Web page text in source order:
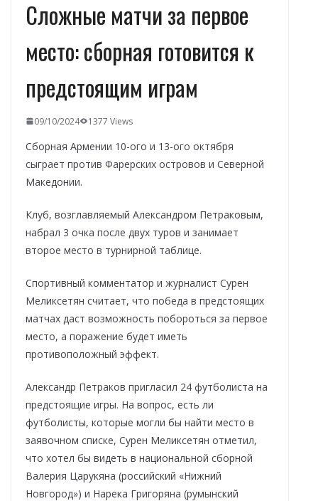
Сложные матчи за первое
место: сборная готовится к
предстоящим играм
09/10/2024 1377 Views
Сборная Армении 10-ого и 13-ого октября
сыграет против Фарерских островов и Северной
Македонии.
Клуб, возглавляемый Александром Петраковым,
набрал 3 очка после двух туров и занимает
второе место в турнирной таблице.
Спортивный комментатор и журналист Сурен
Меликсетян считает, что победа в предстоящих
матчах даст возможность побороться за первое
место, а поражение будет иметь
противоположный эффект.
Александр Петраков пригласил 24 футболиста на
предстоящие игры. На вопрос, есть ли
футболисты, которые могли бы найти место в
заявочном списке, Сурен Меликсетян отметил,
что хотел бы видеть в национальной сборной
Валерия Царукяна (российский «Нижний
Новгород») и Нарека Григоряна (румынский